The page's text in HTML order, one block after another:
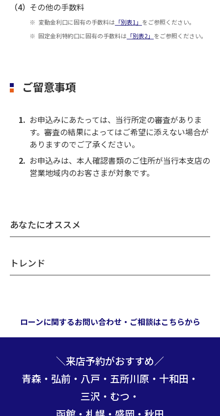
（4） その他の手数料
変動金利口に固有の手数料は 「別表1」 をご参照ください。
固定金利特約口に固有の手数料は 「別表2」 をご参照ください。
ご留意事項
お申込みにあたっては、当行所定の審査がありま
す。審査の結果によってはご希望に添えない場合が
ありますのでご了承ください。
お申込みは、本人確認書類のご住所が当行本支店の
営業地域内のお客さまが対象です。
あなたにオススメ
トレンド
ローンに関するお問い合わせ・ご相談はこちらから
＼来店予約がおすすめ／
青森・弘前・八戸・五所川原・十和田・
三沢・むつ・